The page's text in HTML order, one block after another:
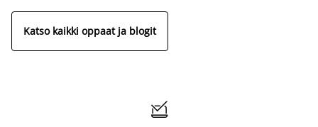
Katso kaikki oppaat ja blogit
